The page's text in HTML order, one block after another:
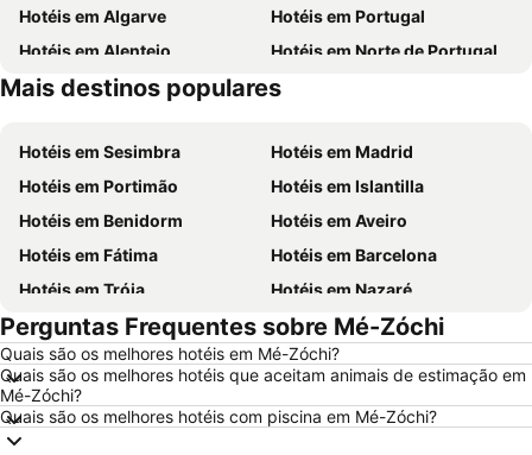
Hotéis em Algarve
Hotéis em Portugal
Hotéis em Alentejo
Hotéis em Norte de Portugal
Hotéis em Madeira
Hotéis em Espanha
Mais destinos populares
Hotéis em Sesimbra
Hotéis em Madrid
Hotéis em Portimão
Hotéis em Islantilla
Hotéis em Benidorm
Hotéis em Aveiro
Hotéis em Fátima
Hotéis em Barcelona
Hotéis em Tróia
Hotéis em Nazaré
Hotéis em Évora
Hotéis em Peniche
Hotéis em Porto Santo
Hotéis em Isla Canela
Hotéis em Sangenjo
Hotéis em Vilamoura
Hotéis em Vigo
Perguntas Frequentes sobre Mé-Zóchi
Quais são os melhores hotéis em Mé-Zóchi?
Quais são os melhores hotéis que aceitam animais de estimação em
Mé-Zóchi?
Quais são os melhores hotéis com piscina em Mé-Zóchi?